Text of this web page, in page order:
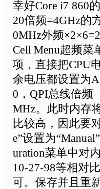
幸好Core i7 860
20倍频=4GHz的
0MHz外频
Cell Menu超频菜
项，直接把CPU
余电压都设置为
0，QPI总线倍频
MHz。此时内存
比较高，因此要
e”设置为
uration菜单中对
10-27-98等相对
可。保存并且重